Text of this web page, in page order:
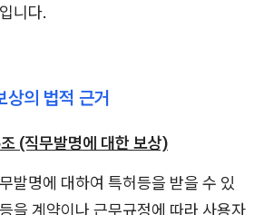
니다.
상의 법적 근거
(직무발명에 대한 보상)
발명에 대하여 특허등을 받을 수 있
을 계약이나 근무규정에 따라 사용자